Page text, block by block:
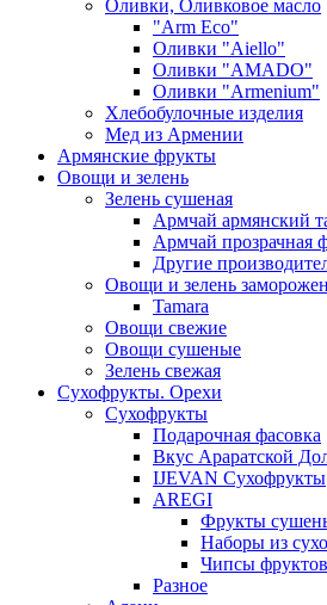
Оливки, Оливковое масло
"Arm Eco"
Оливки "Aiello"
Оливки "AMADO"
Оливки "Armenium"
Хлебобулочные изделия
Мед из Армении
Армянские фрукты
Овощи и зелень
Зелень сушеная
Армчай армянский
Армчай прозрачная
Другие
Овощи и зелень
Tamara
Овощи свежие
Овощи сушеные
Зелень свежая
Сухофрукты. Орехи
Сухофрукты
Подарочная фасовка
Вкус Араратской
IJEVAN Сухофрукты
AREGI
Фрукты
Наборы из
Чипсы
Разное